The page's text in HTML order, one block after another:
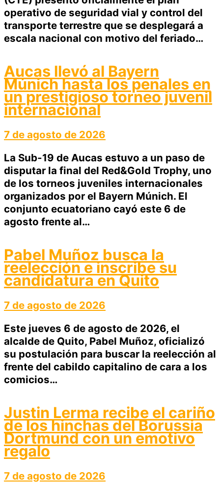
operativo de seguridad vial y control del
transporte terrestre que se desplegará a
escala nacional con motivo del feriado…
Aucas llevó al Bayern
Múnich hasta los penales en
un prestigioso torneo juvenil
internacional
7 de agosto de 2026
La Sub-19 de Aucas estuvo a un paso de
disputar la final del Red&Gold Trophy, uno
de los torneos juveniles internacionales
organizados por el Bayern Múnich. El
conjunto ecuatoriano cayó este 6 de
agosto frente al…
Pabel Muñoz busca la
reelección e inscribe su
candidatura en Quito
7 de agosto de 2026
Este jueves 6 de agosto de 2026, el
alcalde de Quito, Pabel Muñoz, oficializó
su postulación para buscar la reelección al
frente del cabildo capitalino de cara a los
comicios…
Justin Lerma recibe el cariño
de los hinchas del Borussia
Dortmund con un emotivo
regalo
7 de agosto de 2026